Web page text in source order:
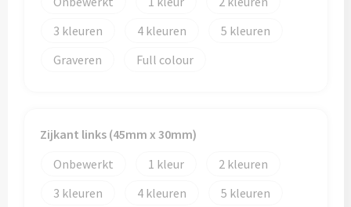
3
4
5
Graveren
Full colour
Zijkant links (45mm x 30mm)
Onbewerkt
1
2
3
4
5